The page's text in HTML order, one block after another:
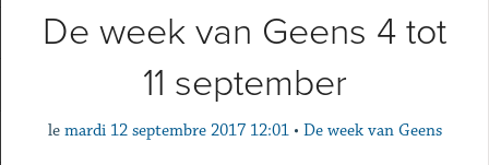
De week van Geens 4 tot
11 september
le mardi 12 septembre 2017 12:01 • De week van Geens